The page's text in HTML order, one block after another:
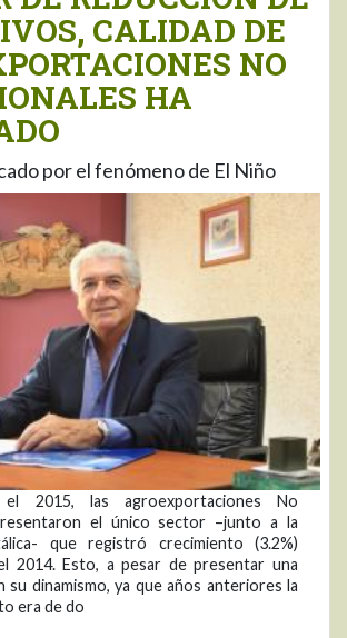
CALIDAD DE
NO
HA
por el fenómeno de El Niño
el 2015, las agroexportaciones No
el único sector –junto a la
que registró crecimiento (3.2%)
2014. Esto, a pesar de presentar una
su dinamismo, ya que años anteriores la
era de do